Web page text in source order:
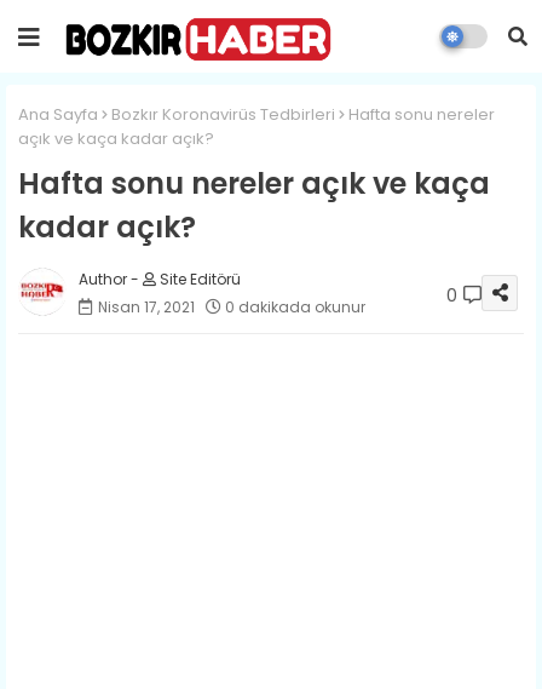
Ana Sayfa Bozkır Koronavirüs Tedbirleri
Hafta sonu nereler
açık ve kaça kadar açık?
Hafta sonu nereler açık ve kaça
kadar açık?
Site Editörü
Nisan 17, 2021
0 dakikada okunur 0